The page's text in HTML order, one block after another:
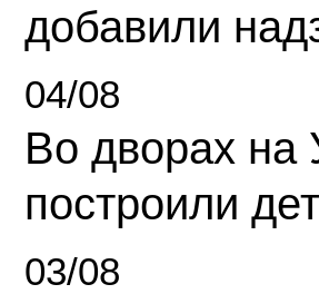
добавили
04/08
Во дворах на
построили
03/08